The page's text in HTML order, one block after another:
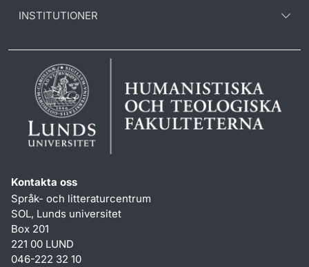
INSTITUTIONER
Kontakta oss
Språk- och litteraturcentrum
SOL, Lunds universitet
Box 201
221 00 LUND
046-222 32 10